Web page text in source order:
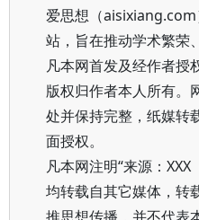
爱思想（
站，旨在推动学术繁荣
凡本网首发及经作者授
版权归作者本人所有。
处并保持完整，纸媒转
面授权。
凡本网注明“来源：XXX
均转载自其它媒体，转